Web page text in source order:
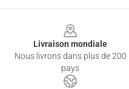
Livraison mondiale
Nous livrons dans plus de 200
pays